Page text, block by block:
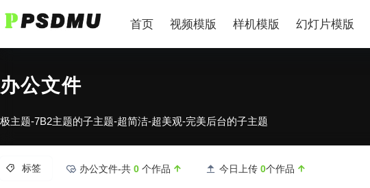
首页 视频模版 样机模版 幻灯片模版
办公文件
极主题-7B2主题的子主题-超简洁-超美观-完美后台的子主题
标签 办公文件-共 0 个作品 今日上传 0个作品